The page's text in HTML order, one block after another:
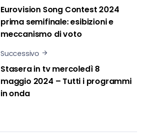
Eurovision Song Contest 2024
prima semifinale: esibizioni e
meccanismo di voto
Successivo
Stasera in tv mercoledì 8
maggio 2024 – Tutti i programmi
in onda